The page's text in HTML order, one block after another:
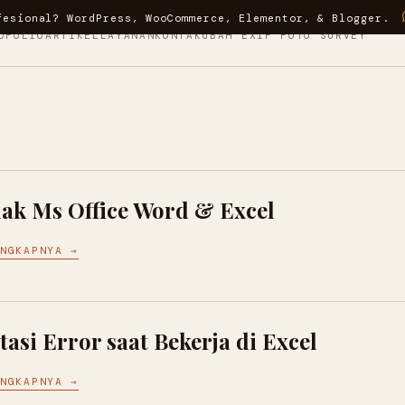
WordPress, WooCommerce, Elementor, & Blogger.
ARTIKELLAYANANKONTAKUBAH EXIF FOTO SURVEY
Ms Office Word & Excel
→
Error saat Bekerja di Excel
→